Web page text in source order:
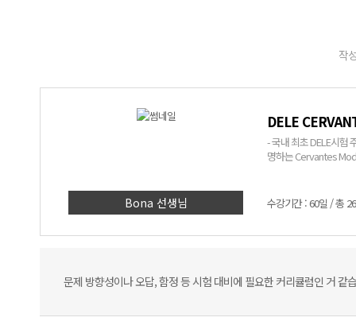
작
Bona 선생님
DELE
- 국내 최초 DELE시험
명하는 Cervantes
수강기간 : 60일 / 총
문제 방향성이나 오답, 함정 등 시험 대비에 필요한 커리큘럼인 거 같